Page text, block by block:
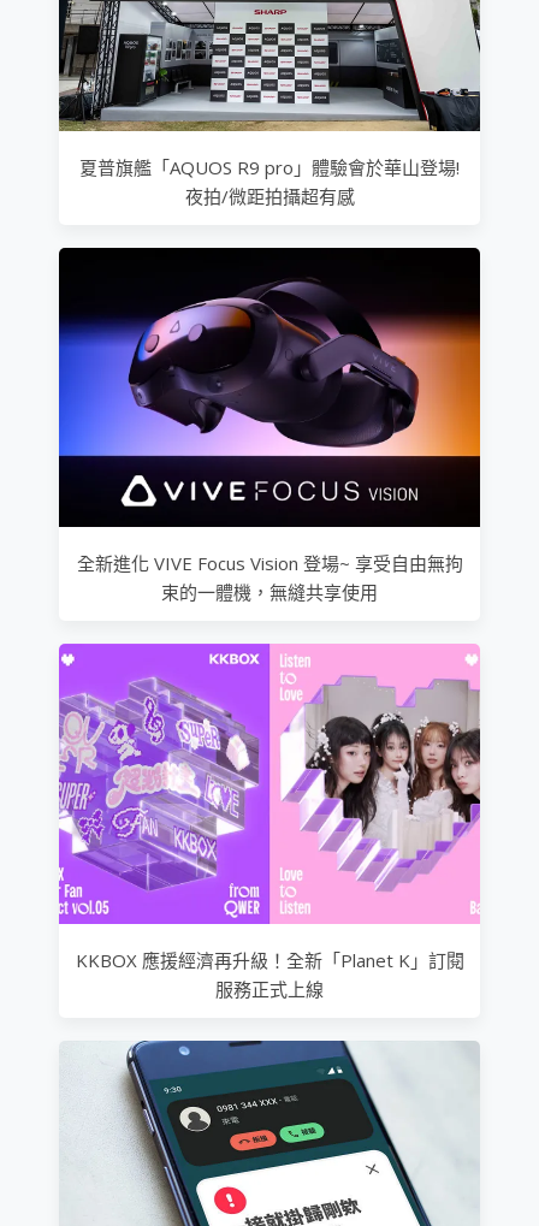
夏普旗艦「AQUOS R9 pro」體驗會於華山登場!
夜拍/微距拍攝超有感
全新進化 VIVE Focus Vision 登場~ 享受自由無拘
束的一體機，無縫共享使用
KKBOX 應援經濟再升級！全新「Planet K」訂閱
服務正式上線